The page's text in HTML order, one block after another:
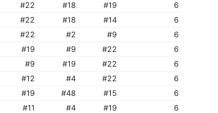
#22 #18 #19
6
#22 #18 #14
6
#22 #2 #9
6
#19 #9 #22
6
#9 #19 #22
6
#12 #4 #22
6
#19 #48 #15
6
#11 #4 #19
6